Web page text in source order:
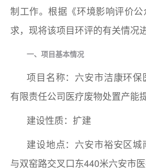
制工作。根据《环境影响评价
求，现将该项目环评的有关情况
一、项目基本情况
项目名称：六安市洁康环保
有限责任公司医疗废物处置产能
建设性质：扩建
建设地点：六安市裕安区
与双窑路交叉口东440米六安市